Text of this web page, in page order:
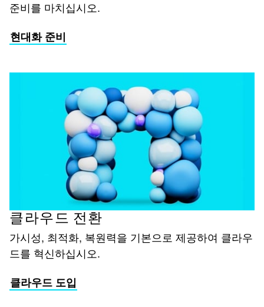
준비를 마치십시오.
현대화 준비
클라우드 전환
가시성, 최적화, 복원력을 기본으로 제공하여 클라우
드를 혁신하십시오.
클라우드 도입